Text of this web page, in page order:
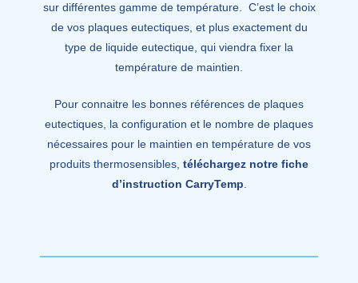
sur différentes gamme de température. C’est le choix
de vos plaques eutectiques, et plus exactement du
type de liquide eutectique, qui viendra fixer la
température de maintien.
Pour connaitre les bonnes références de plaques
eutectiques, la configuration et le nombre de plaques
nécessaires pour le maintien en température de vos
produits thermosensibles, téléchargez notre fiche
d’instruction CarryTemp.